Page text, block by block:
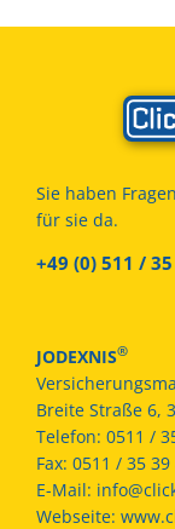
Sie haben
für sie da.
+49 (0) 511 /
JODEXNIS®
Breite Straße 6,
Telefon: 0511 /
Fax: 0511 / 35
E-Mail:
Webseite: